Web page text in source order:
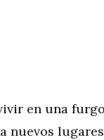
en una
nuevos